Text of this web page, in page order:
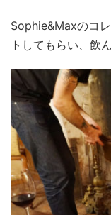
Sophie&Maxのコ
トしてもらい、飲